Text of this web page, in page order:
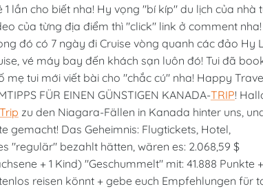
lần cho biết nha! Hy vọng "bí kíp" du lịch của nhà
của từng địa điểm thì "click" link ở comment
đó có 7 ngày đi Cruise vòng quanh các đảo Hy
vé máy bay đến khách sạn luôn đó! Tui đã
tui mới viết bài cho "chắc cú" nha! Happy
FÜR EINEN GÜNSTIGEN KANADA-TRIP!
zu den Niagara-Fällen in Kanada hinter uns,
gemacht! Das Geheimnis: Flugtickets, Hotel,
"regulär" bezahlt hätten, wären es: 2.068,59 $
+ 1 Kind) "Geschummelt" mit: 41.888 Punkte
reisen könnt + gebe euch Empfehlungen für